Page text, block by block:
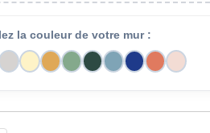
la couleur de votre mur :